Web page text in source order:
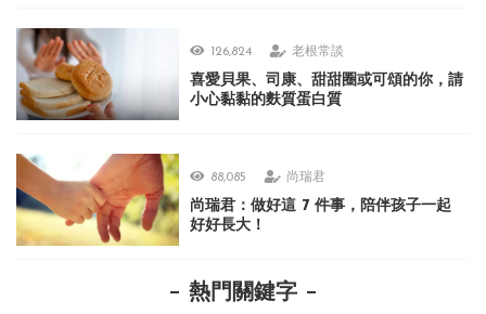
126,824 老根常談
喜愛貝果、司康、甜甜圈或可頌的你，請
小心黏黏的麩質蛋白質
88,085 尚瑞君
尚瑞君：做好這 7 件事，陪伴孩子一起
好好長大！
熱門關鍵字